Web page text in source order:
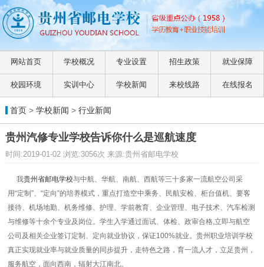
网站首页 学校概况 专业设置 招生政策 就业保障
校园环境 实训中心 学校新闻 来校线路 在线报名
首页> 学校新闻 > 行业新闻
贵州汽修专业学校告诉你什么是巡航速度
时间:2019-01-02 浏览:3056次 来源:贵州省邮电学校
我贵州省邮电学校与中航、华航、南航、西航等三十多家一流航空公司采
用“定制”、“定向”的培养模式，重点打造空中乘务、民航安检、柜台值机、要客
接待、机场地勤、机务维修、护理、学前教育、企业管理、电子技术、汽车检测
与维修等十余个专业及岗位。学生入学通过面试、体检、政审合格,立即与航空
公司及相关企业签订定制、定向就业协议，保证100%就业。贵州职业培训学校
真正实现就业率与就业质量的同步提升，走特色之路，育一流人才，立足贵州，
服务航空，面向西南，辐射大江南北。